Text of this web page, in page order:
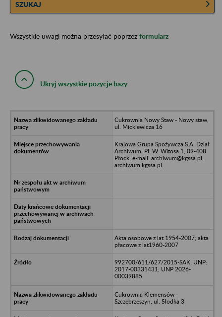
SZUKAJ
Wszystkie uwagi można przesyłać poprzez formularz
Ukryj wszystkie pozycje bazy
Cukrownia Nowy Staw - Nowy staw,
ul. Mickiewicza 16
Krajowa Grupa Spożywcza S.A. Dział
Archiwum. Pl. W. Witosa 1, 09-408
Płock, e-mail: archiwum@kgssa.pl,
archiwum.kgssa.pl.
Akta osobowe z lat 1954-2007; akta
płacowe z lat1960-2007
992700/611/627/2015-SAK; UNP:
2017-00331431; UNP 2026-
00039885
Cukrownia Klemensów -
Szczebrzeszyn, ul. Słodka 3